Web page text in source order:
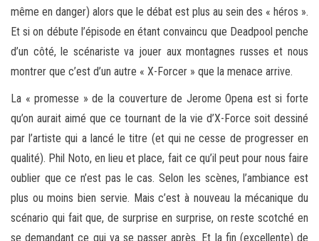
même en danger) alors que le débat est plus au sein des « héros ».
Et si on débute l’épisode en étant convaincu que Deadpool penche
d’un côté, le scénariste va jouer aux montagnes russes et nous
montrer que c’est d’un autre « X-Forcer » que la menace arrive.
La « promesse » de la couverture de Jerome Opena est si forte
qu’on aurait aimé que ce tournant de la vie d’X-Force soit dessiné
par l’artiste qui a lancé le titre (et qui ne cesse de progresser en
qualité). Phil Noto, en lieu et place, fait ce qu’il peut pour nous faire
oublier que ce n’est pas le cas. Selon les scènes, l’ambiance est
plus ou moins bien servie. Mais c’est à nouveau la mécanique du
scénario qui fait que, de surprise en surprise, on reste scotché en
se demandant ce qui va se passer après. Et la fin (excellente) de